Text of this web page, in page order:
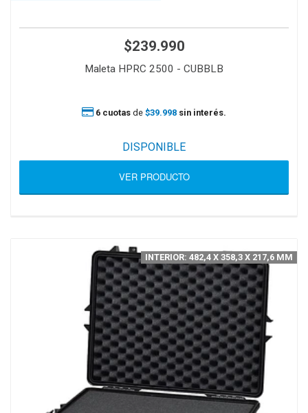
$239.990
Maleta HPRC 2500 - CUBBLB
6 cuotas de $39.998 sin interés.
DISPONIBLE
VER PRODUCTO
INTERIOR: 482,4 X 358,3 X 217,6 MM